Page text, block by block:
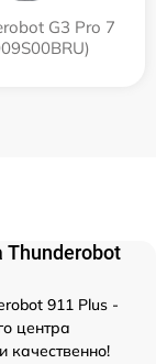
G3 Pro 7
Thunderobot
911 Plus -
центра
качественно!